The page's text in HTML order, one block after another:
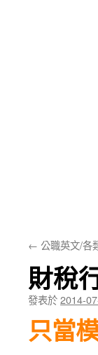
← 公職英文/各
財稅
發表於2014-
只當